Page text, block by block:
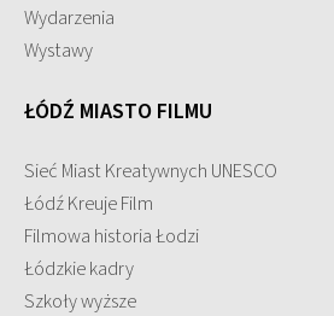
Wydarzenia
Wystawy
ŁÓDŹ MIASTO FILMU
Sieć Miast Kreatywnych UNESCO
Łódź Kreuje Film
Filmowa historia Łodzi
Łódzkie kadry
Szkoły wyższe